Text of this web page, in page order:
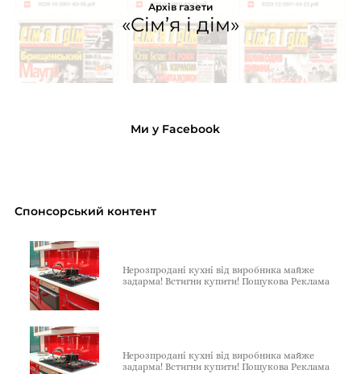
Архів газети
«Сім’я і дім»
Ми у Facebook
Спонсорський контент
Нерозпродані кухні від виробника майже
задарма! Встигни купити! Пошукова Реклама
Нерозпродані кухні від виробника майже
задарма! Встигни купити! Пошукова Реклама